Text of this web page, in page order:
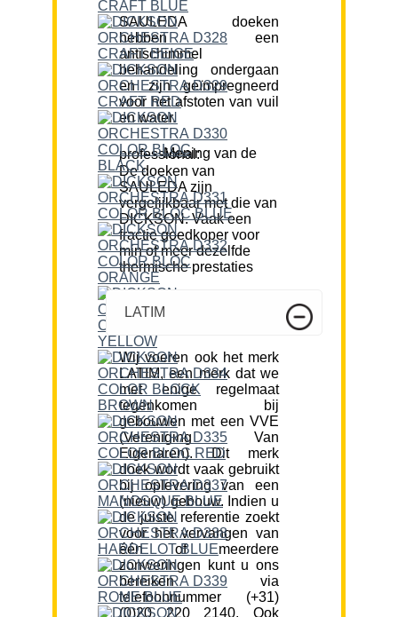
SAULEDA doeken
hebben een
antischimmel
behandeling ondergaan
en zijn geïmpregneerd
voor het afstoten van vuil
en water.
Mening van de professional:
De doeken van
SAULEDA zijn
vergelijkbaar met die van
DICKSON. Vaak een
fractie goedkoper voor
min of meer dezelfde
thermische prestaties
LATIM
Wij voeren ook het merk
LATIM, een merk dat we
met enige regelmaat
tegenkomen bij
gebouwen met een VVE
(Vereniging Van
Eigenaren). Dit merk
doek wordt vaak gebruikt
bij oplevering van een
(nieuw) gebouw. Indien u
de juiste referentie zoekt
voor het vervangen van
één of meerdere
zonweringen kunt u ons
bereiken via
telefoonnummer (+31)
(0)20 220 2140. Ook